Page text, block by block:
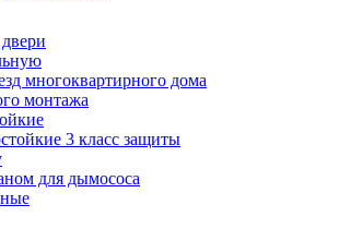
многоквартирного дома
монтажа
3 класс защиты
для дымососа